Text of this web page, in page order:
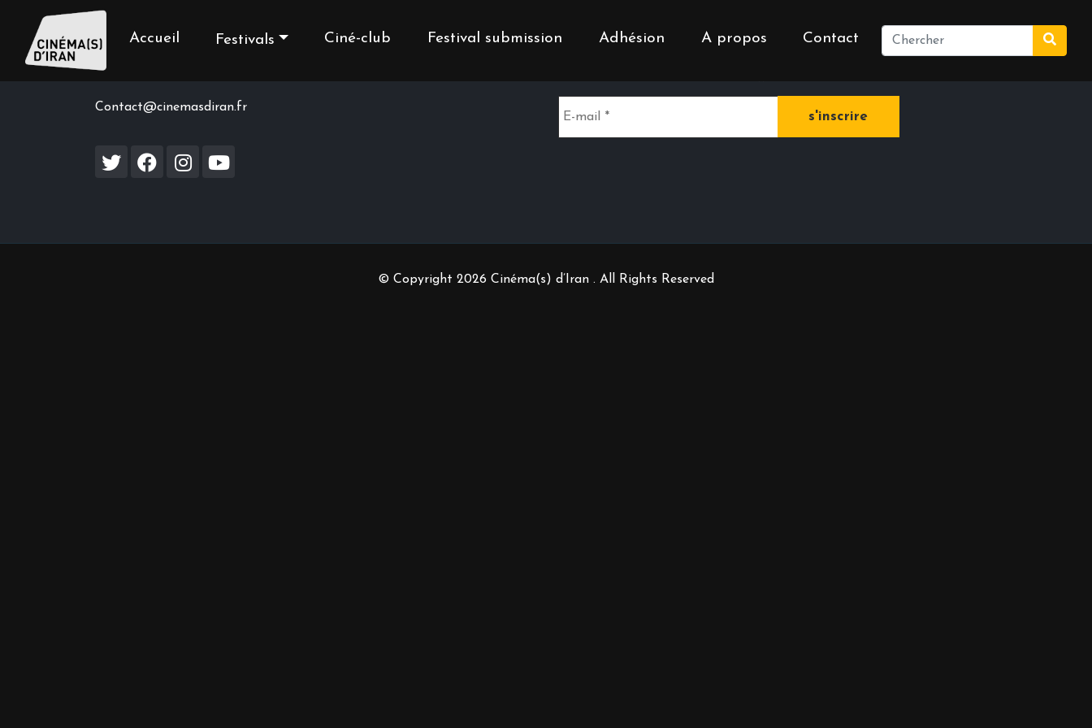
Accueil Festivals Ciné-club Festival submission Adhésion A propos Contact
Contact us
Contact@cinemasdiran.fr
Inscrivez-vous à notre newsletter
© Copyright 2026 Cinéma(s) d’Iran . All Rights Reserved